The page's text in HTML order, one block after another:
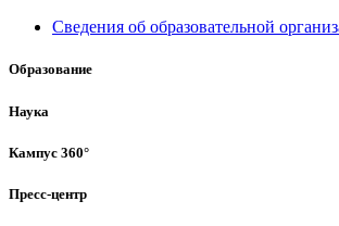
Сведения об образовательной
Образование
Наука
Кампус 360°
Пресс-центр